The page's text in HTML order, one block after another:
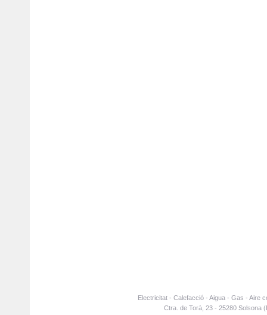
Electricitat - Calefacció - Aigua - Gas - Aire
Ctra. de Torà, 23 - 25280 Solsona